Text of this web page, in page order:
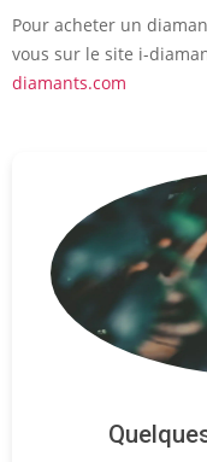
Pour acheter un
vous sur le site i-
diamants.com